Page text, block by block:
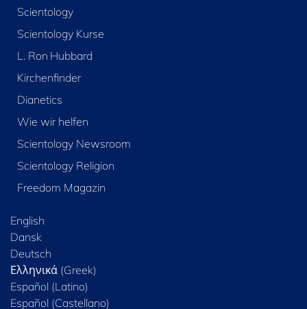
Scientology
Scientology Kurse
L. Ron Hubbard
Kirchenfinder
Dianetics
Wie wir helfen
Scientology Newsroom
Scientology Religion
Freedom Magazin
English
Dansk
Deutsch
Ελληνικά (Greek)
Español (Latino)
Español (Castellano)